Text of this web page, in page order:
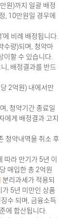
원)까지 일괄 배정
, 10만원일 경우에
에 비례 배정됩니다.
수량)되며, 청약마
이할 수 있습니다.
, 배정결과를 반드
2억원) 내에서만
, 청약기간 종료일
에게 배정결과 고지
청약내역을 취소 후
따라 만기가 5년 이
매입한 총 2억원
분리과세가 적용되
5년 미만인 상품
수 되며, 금융소득
에 합산됩니다.